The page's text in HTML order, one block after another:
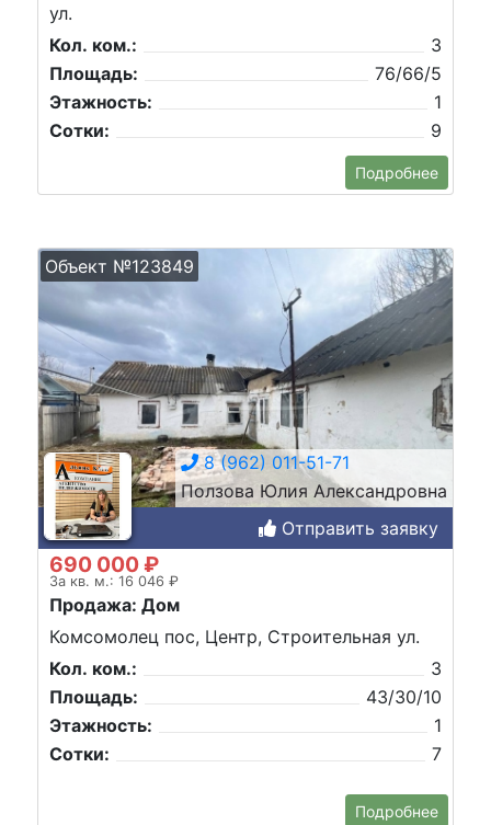
ул.
Кол. ком.:
3
Площадь:
76/66/5
Этажность:
1
Сотки:
9
Подробнее
Объект №123849
8 (962) 011-51-71
Ползова Юлия Александровна
Отправить заявку
690 000 ₽
За кв. м.: 16 046 ₽
Продажа: Дом
Комсомолец пос, Центр, Строительная ул.
Кол. ком.:
3
Площадь:
43/30/10
Этажность:
1
Сотки:
7
Подробнее